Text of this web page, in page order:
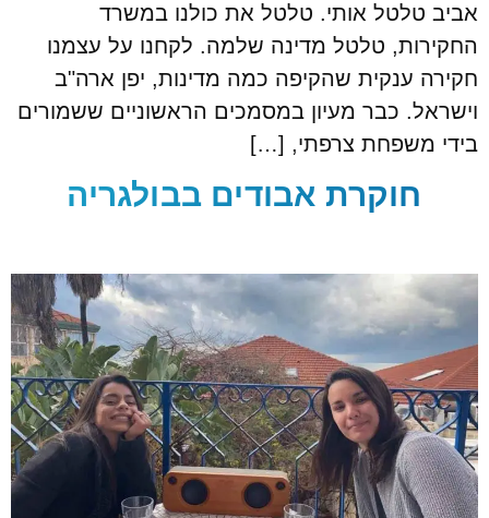
אביב טלטל אותי. טלטל את כולנו במשרד
החקירות, טלטל מדינה שלמה. לקחנו על עצמנו
חקירה ענקית שהקיפה כמה מדינות, יפן ארה"ב
וישראל. כבר מעיון במסמכים הראשוניים ששמורים
בידי משפחת צרפתי, […]
חוקרת אבודים בבולגריה